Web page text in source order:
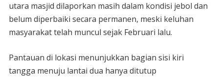
utara masjid dilaporkan masih dalam kondisi jebol dan
belum diperbaiki secara permanen, meski keluhan
masyarakat telah muncul sejak Februari lalu.
Pantauan di lokasi menunjukkan bagian sisi kiri
tangga menuju lantai dua hanya ditutup